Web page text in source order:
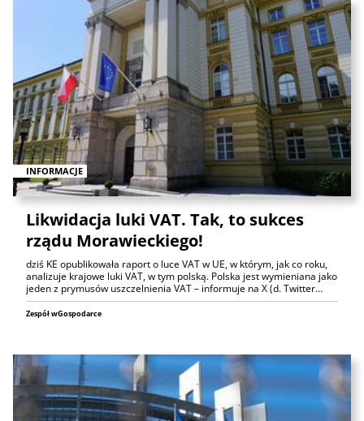
INFORMACJE
Likwidacja luki VAT. Tak, to sukces
rządu Morawieckiego!
dziś KE opublikowała raport o luce VAT w UE, w którym, jak co roku,
analizuje krajowe luki VAT, w tym polską. Polska jest wymieniana jako
jeden z prymusów uszczelnienia VAT – informuje na X (d. Twitter…
Zespół wGospodarce